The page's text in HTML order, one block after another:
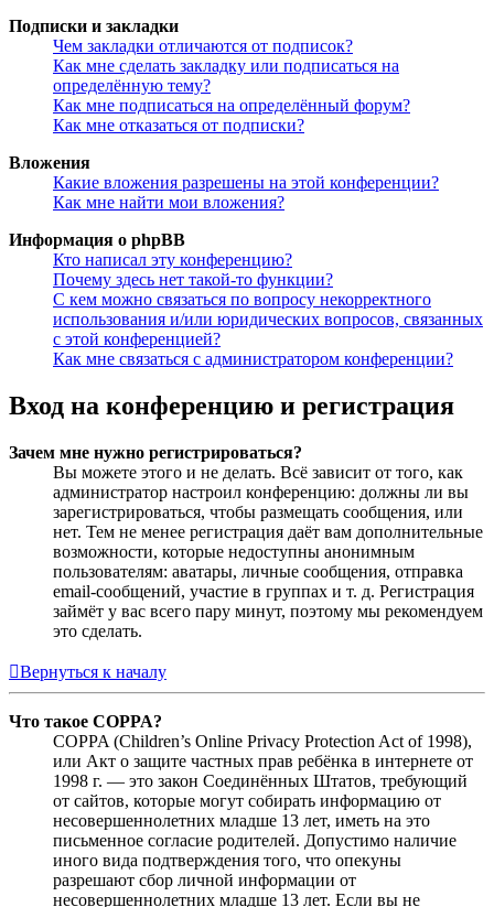
Подписки и закладки
Чем закладки отличаются от подписок?
Как мне сделать закладку или подписаться на
определённую тему?
Как мне подписаться на определённый форум?
Как мне отказаться от подписки?
Вложения
Какие вложения разрешены на этой конференции?
Как мне найти мои вложения?
Информация о phpBB
Кто написал эту конференцию?
Почему здесь нет такой-то функции?
С кем можно связаться по вопросу некорректного
использования и/или юридических вопросов, связанных
с этой конференцией?
Как мне связаться с администратором конференции?
Вход на конференцию и регистрация
Зачем мне нужно регистрироваться?
Вы можете этого и не делать. Всё зависит от того, как
администратор настроил конференцию: должны ли вы
зарегистрироваться, чтобы размещать сообщения, или
нет. Тем не менее регистрация даёт вам дополнительные
возможности, которые недоступны анонимным
пользователям: аватары, личные сообщения, отправка
email-сообщений, участие в группах и т. д. Регистрация
займёт у вас всего пару минут, поэтому мы рекомендуем
это сделать.
Вернуться к началу
Что такое COPPA?
COPPA (Children’s Online Privacy Protection Act of 1998),
или Акт о защите частных прав ребёнка в интернете от
1998 г. — это закон Соединённых Штатов, требующий
от сайтов, которые могут собирать информацию от
несовершеннолетних младше 13 лет, иметь на это
письменное согласие родителей. Допустимо наличие
иного вида подтверждения того, что опекуны
разрешают сбор личной информации от
несовершеннолетних младше 13 лет. Если вы не